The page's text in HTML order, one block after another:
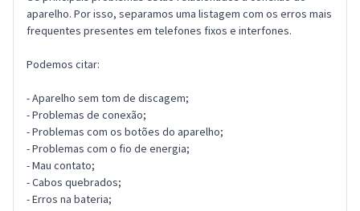
aparelho. Por isso, separamos uma listagem com os erros mais
frequentes presentes em telefones fixos e interfones.
Podemos citar:
- Aparelho sem tom de discagem;
- Problemas de conexão;
- Problemas com os botões do aparelho;
- Problemas com o fio de energia;
- Mau contato;
- Cabos quebrados;
- Erros na bateria;